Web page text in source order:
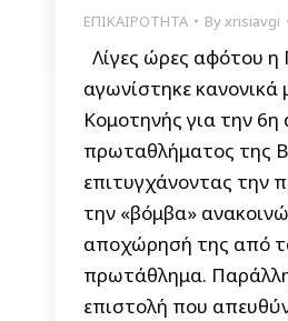
ΕΠΙΚΑΙΡΟΤΗΤΑ Byxrisiavgi
Λίγες ώρες αφότου
αγωνίστηκε κανονικά
Κομοτηνής για την 6η
πρωταθλήματος της
επιτυγχάνοντας την
την «βόμβα»
αποχώρησή της από
πρωτάθλημα.
επιστολή που